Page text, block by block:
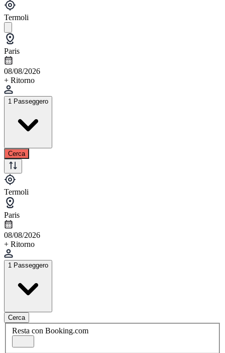
Termoli
Paris
08/08/2026
+ Ritorno
1 Passeggero
Cerca
Termoli
Paris
08/08/2026
+ Ritorno
1 Passeggero
Cerca
Resta con Booking.com